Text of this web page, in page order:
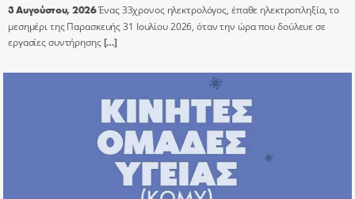
3 Αυγούστου, 2026Ένας 33χρονος ηλεκτρολόγος, έπαθε ηλεκτροπληξία, το
μεσημέρι της Παρασκευής 31 Ιουλίου 2026, όταν την ώρα που δούλευε σε
εργασίες συντήρησης[…]